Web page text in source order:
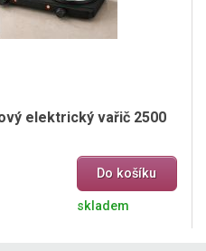
elektrický vařič 2500
Do košíku
skladem